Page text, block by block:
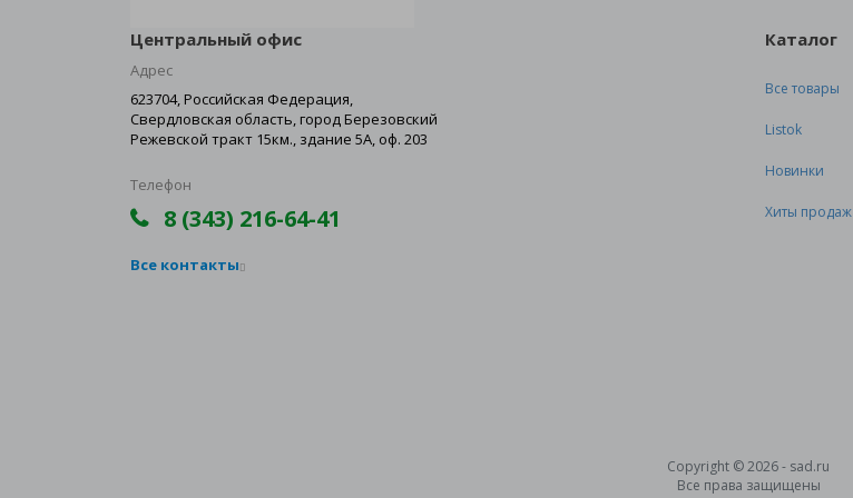
Центральный офис
Адрес
623704, Российская Федерация,
Свердловская область, город Березовский
Режевской тракт 15км., здание 5А, оф. 203
Телефон
8 (343) 216-64-41
Все контакты
Каталог
Все товары
Listok
Новинки
Хиты продаж
Copyright © 2026 - sad.ru
Все права защищены